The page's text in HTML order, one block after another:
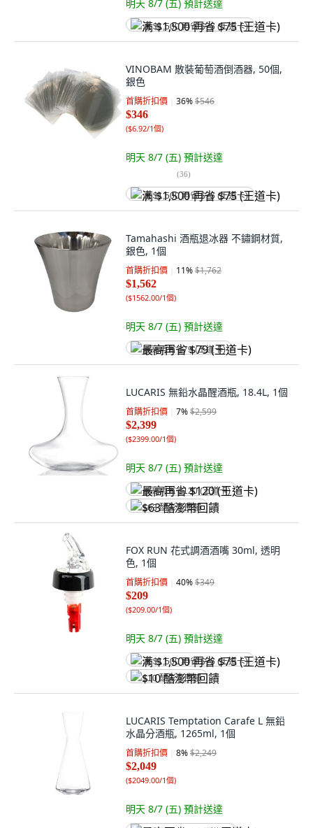
明天 8/7 (五) 預計送達
满 $1,500 再省 $75 (王道卡)
VINOBAM 散裝葡萄酒倒酒器, 50個,
銀色
首購折扣價 36%$546
$346
($6.92/1個)
明天 8/7 (五) 預計送達
(36)
满 $1,500 再省 $75 (王道卡)
Tamahashi 酒瓶退冰器 不鏽鋼材質,
銀色, 1個
首購折扣價 11%$1,762
$1,562
($1562.00/1個)
明天 8/7 (五) 預計送達
最高再省 $79 (王道卡)
LUCARIS 無鉛水晶醒酒瓶, 18.4L, 1個
首購折扣價 7%$2,599
$2,399
($2399.00/1個)
明天 8/7 (五) 預計送達
最高再省 $120 (王道卡)
$63 酷澎幣回饋
FOX RUN 花式調酒酒嘴 30ml, 透明
色, 1個
首購折扣價 40%$349
$209
($209.00/1個)
明天 8/7 (五) 預計送達
满 $1,500 再省 $75 (王道卡)
$10 酷澎幣回饋
LUCARIS Temptation Carafe L 無鉛
水晶分酒瓶, 1265ml, 1個
首購折扣價 8%$2,249
$2,049
($2049.00/1個)
明天 8/7 (五) 預計送達